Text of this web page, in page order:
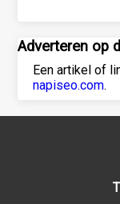
Adverteren op
Een artikel of
napiseo.com.